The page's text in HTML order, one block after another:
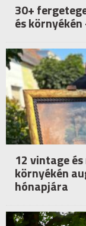
30+
és
12 vintage
környékén
hónapjára